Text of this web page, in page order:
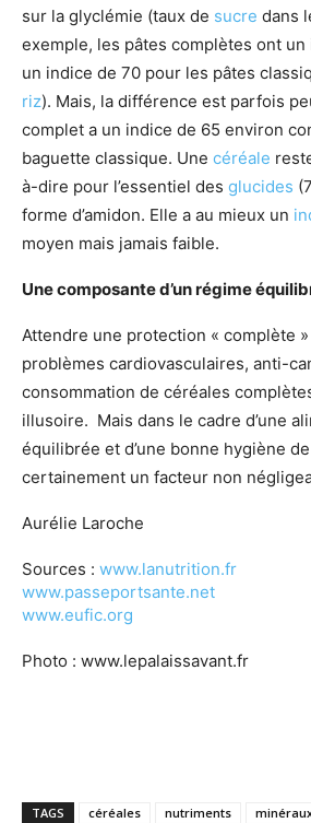
sur la glyclémie (taux de sucre dans
exemple, les pâtes complètes ont
un indice de 70 pour les pâtes
riz). Mais, la différence est parfois
complet a un indice de 65 environ
baguette classique. Une céréale
à-dire pour l’essentiel des glucides
forme d’amidon. Elle a au mieux un
moyen mais jamais faible.
Une composante d’un régime
Attendre une protection « complète
problèmes cardiovasculaires, anti-
consommation de céréales
illusoire. Mais dans le cadre d’une
équilibrée et d’une bonne hygiène de
certainement un facteur non
Aurélie Laroche
Sources : www.lanutrition.fr
www.passeportsante.net
www.eufic.org
Photo : www.lepalaissavant.fr
TAGS céréales nutriments